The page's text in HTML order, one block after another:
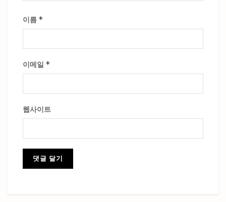
이름 *
이메일 *
웹사이트